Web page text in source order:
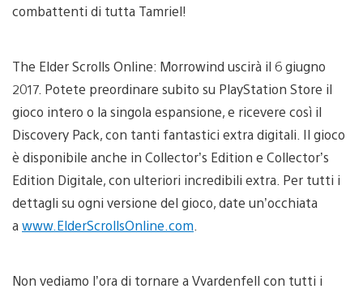
combattenti di tutta Tamriel!
The Elder Scrolls Online: Morrowind uscirà il 6 giugno
2017. Potete preordinare subito su PlayStation Store il
gioco intero o la singola espansione, e ricevere così il
Discovery Pack, con tanti fantastici extra digitali. Il gioco
è disponibile anche in Collector’s Edition e Collector’s
Edition Digitale, con ulteriori incredibili extra. Per tutti i
dettagli su ogni versione del gioco, date un’occhiata
a www.ElderScrollsOnline.com
Non vediamo l’ora di tornare a Vvardenfell con tutti i